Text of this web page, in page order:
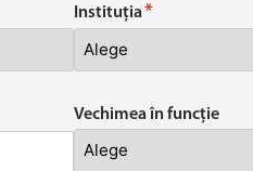
Instituția*
Vechimea în funcție